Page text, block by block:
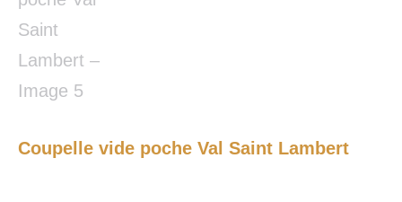
Coupelle vide poche Val Saint Lambert